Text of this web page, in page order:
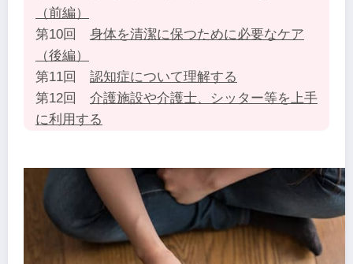
（前編）
第10回 身体を清潔に保つために必要なケア
（後編）
第11回 認知症について理解する
第12回 介護施設や介護士、シッター等を上手
に利用する